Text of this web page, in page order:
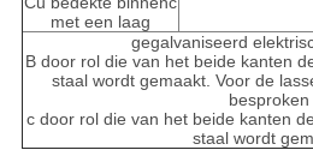
met een laag
gegalvaniseerd
B door rol die van het beide kanten
staal wordt gemaakt. Voor de
besproken
c door rol die van het beide kanten
staal wordt